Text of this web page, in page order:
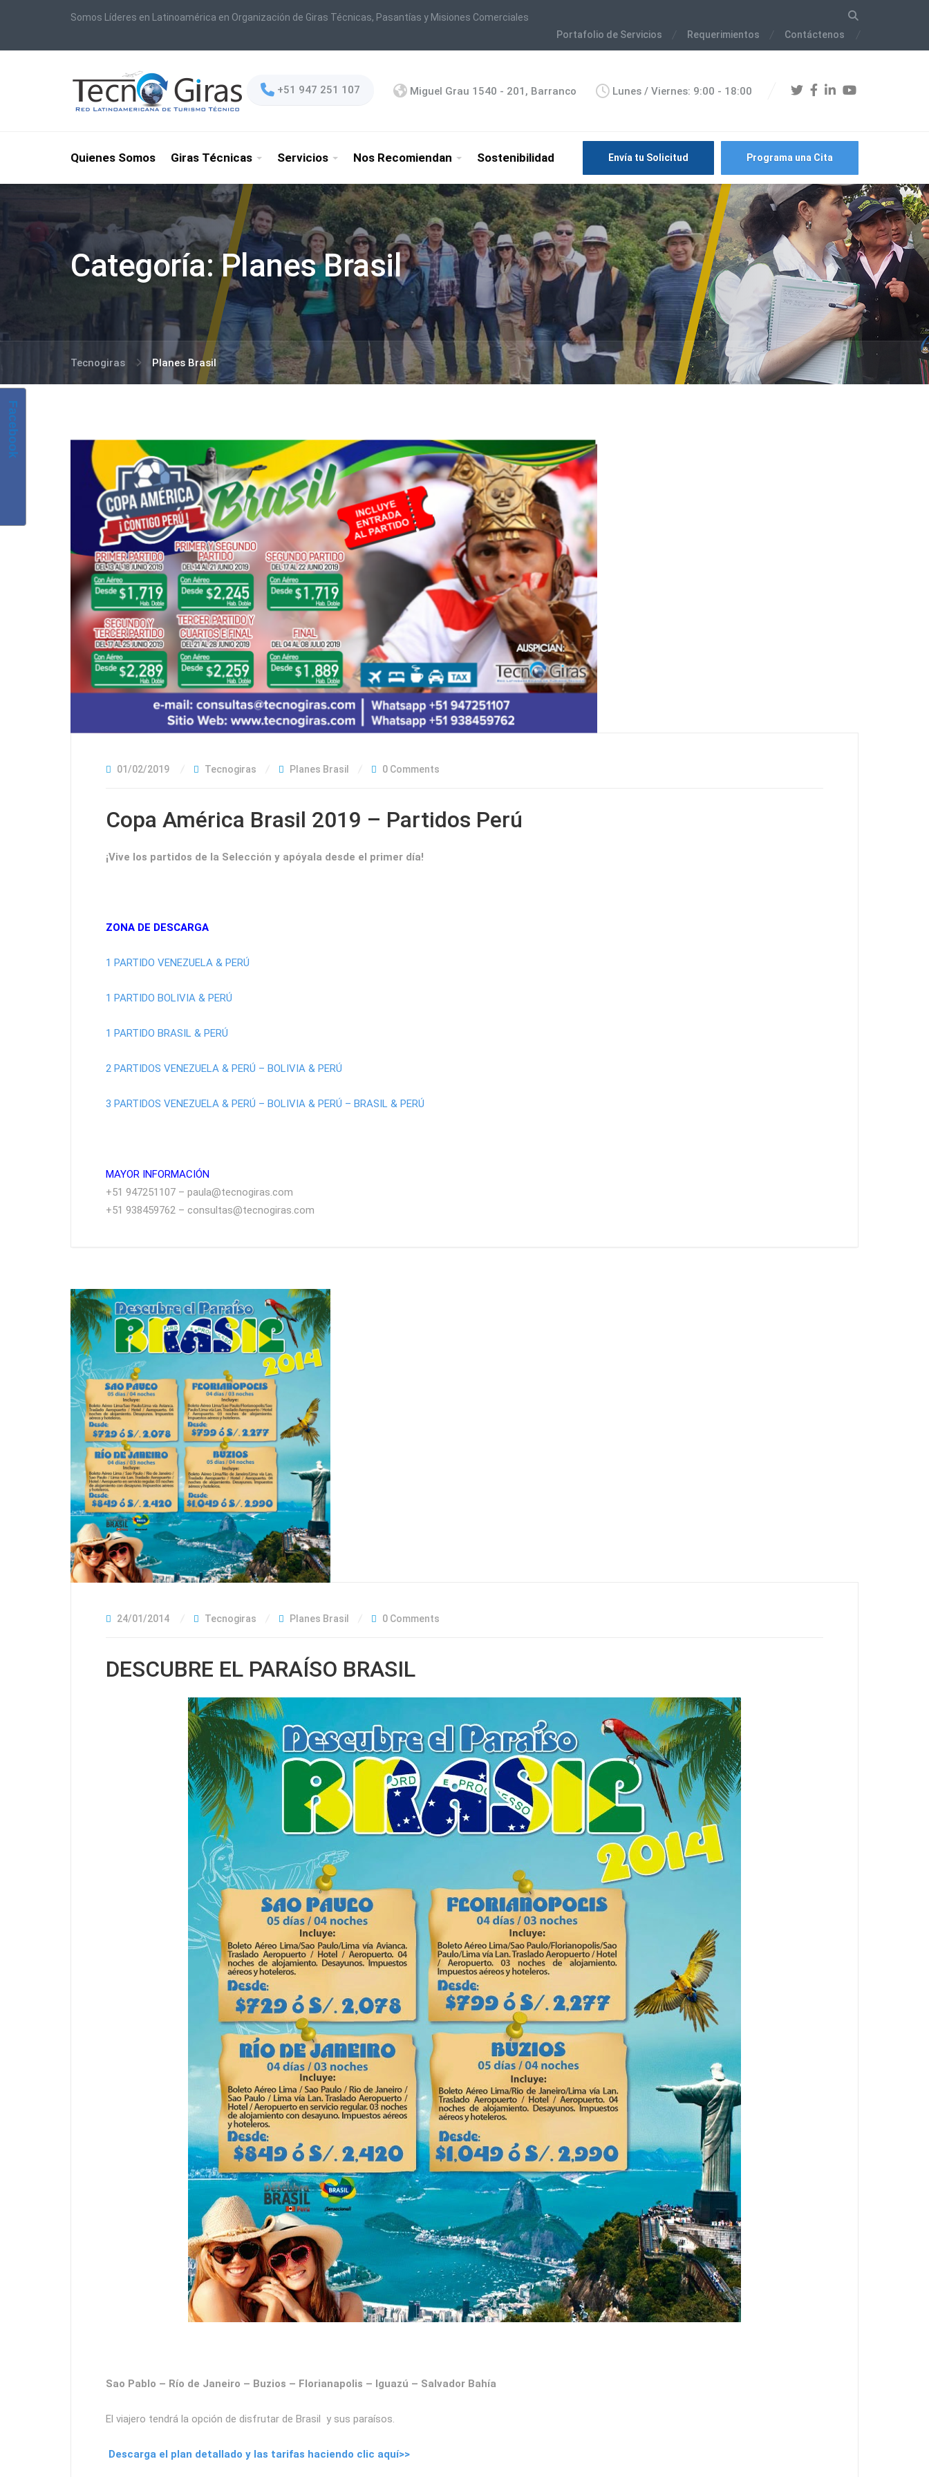
Somos Líderes en Latinoamérica en Organización de Giras Técnicas, Pasantías y Misiones Comerciales
Portafolio de Servicios
Requerimientos Contáctenos
+51 947 251 107 Miguel Grau 1540 - 201, Barranco Lunes / Viernes: 9:00 - 18:00
Quienes Somos Giras Técnicas Servicios Nos Recomiendan Sostenibilidad Envía tu Solicitud Programa una Cita
Categoría:Planes Brasil
Tecnogiras Planes Brasil
01/02/2019 Tecnogiras Planes Brasil 0 Comments
Copa América Brasil 2019 – Partidos Perú
¡Vive los partidos de la Selección y apóyala desde el primer día!
ZONA DE DESCARGA
1 PARTIDO VENEZUELA & PERÚ
1 PARTIDO BOLIVIA & PERÚ
1 PARTIDO BRASIL & PERÚ
2 PARTIDOS VENEZUELA & PERÚ – BOLIVIA & PERÚ
3 PARTIDOS VENEZUELA & PERÚ – BOLIVIA & PERÚ – BRASIL & PERÚ
MAYOR INFORMACIÓN
+51 947251107 – paula@tecnogiras.com
+51 938459762 – consultas@tecnogiras.com
24/01/2014 Tecnogiras Planes Brasil 0 Comments
DESCUBRE EL PARAÍSO BRASIL
Sao Pablo – Río de Janeiro – Buzios – Florianapolis – Iguazú – Salvador Bahía
El viajero tendrá la opción de disfrutar de Brasil y sus paraísos.
Descarga el plan detallado y las tarifas haciendo clic aquí>>
Facebook